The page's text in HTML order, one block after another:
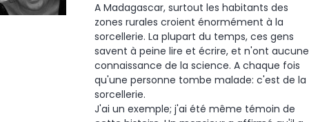
A Madagascar, surtout les habitants des
zones rurales croient énormément à la
sorcellerie. La plupart du temps, ces gens
savent à peine lire et écrire, et n'ont aucune
connaissance de la science. A chaque fois
qu'une personne tombe malade: c'est de la
sorcellerie.
J'ai un exemple; j'ai été même témoin de